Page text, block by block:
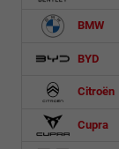
BMW
BYD
Citroën
Cupra